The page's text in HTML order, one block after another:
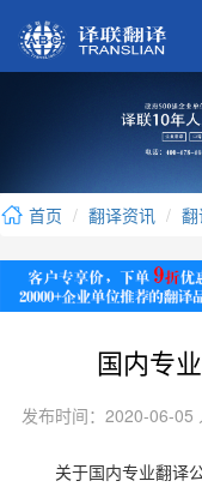
首页 翻译资讯
国内专
发布时间：2020-06-05
关于国内专业翻译